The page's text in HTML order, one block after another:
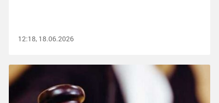
12:18, 18.06.2026